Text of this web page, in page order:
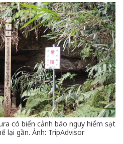
có biển cảnh báo nguy hiểm sạt
lại gần. Ảnh: TripAdvisor